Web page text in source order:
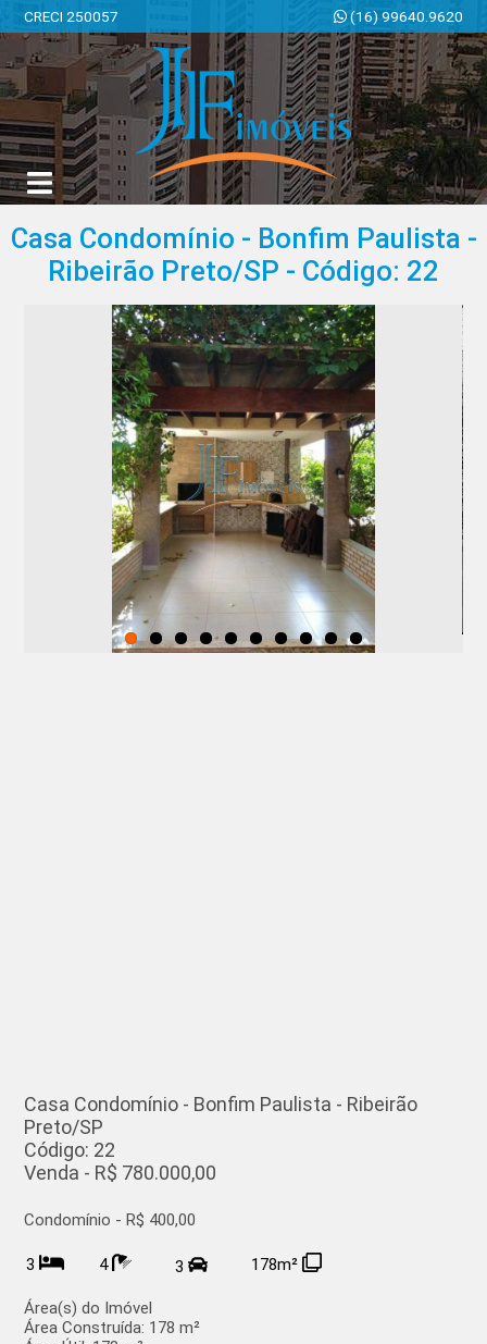
CRECI 250057 (16) 99640.9620
JF Imóveis | Imobiliária em Ribeirão Preto | SP
Casa Condomínio - Bonfim Paulista -
Ribeirão Preto/SP - Código: 22
Casa Condomínio - Bonfim Paulista - Ribeirão
Preto/SP
Código: 22
Venda - R$ 780.000,00
Condomínio - R$ 400,00
3 4 3 178m²
Área(s) do Imóvel
Área Construída: 178 m²